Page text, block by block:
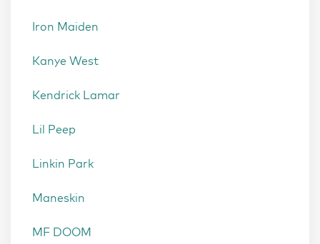
Iron Maiden
Kanye West
Kendrick Lamar
Lil Peep
Linkin Park
Maneskin
MF DOOM